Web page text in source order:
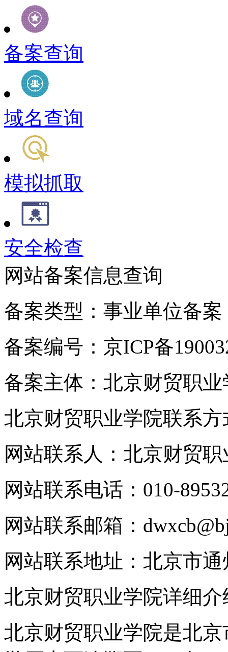
备案查询
域名查询
模拟抓取
安全检查
网站备案信息查询
备案类型：事业单位备案
备案编号：京ICP备
备案主体：北京财贸职业
北京财贸职业学院联系方
网站联系人：北京财贸
网站联系电话：010-
网站联系邮箱：
网站联系地址：北京市
北京财贸职业学院详细介
北京财贸职业学院是北